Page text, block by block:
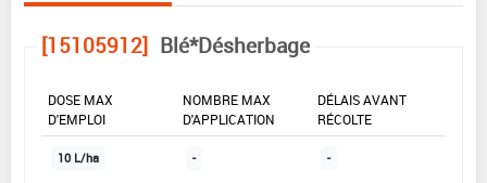
[15105912] Blé*Désherbage
DOSE MAX
D'EMPLOI
NOMBRE MAX
D'APPLICATION
DÉLAIS AVANT
RÉCOLTE
10 L/ha - -